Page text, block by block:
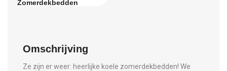
Omschrijving
Ze zijn er weer: heerlijke koele zomerdekbedden! We